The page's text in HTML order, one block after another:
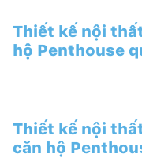
Thiết kế nội
hộ Penthouse
Thiết kế nội
căn hộ